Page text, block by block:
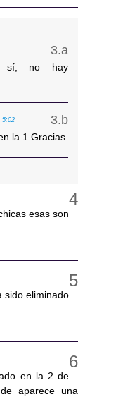
sí, no hay
5:02
la 1 Gracias
esas son
sido eliminado
en la 2 de
aparece una